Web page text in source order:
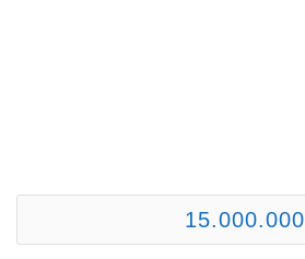
15.000.000